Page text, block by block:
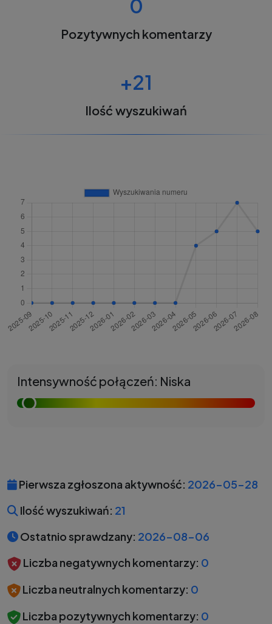
0
Pozytywnych komentarzy
+21
Ilość wyszukiwań
Intensywność połączeń: Niska
Pierwsza zgłoszona aktywność: 2026-05-28
Ilość wyszukiwań: 21
Ostatnio sprawdzany: 2026-08-06
Liczba negatywnych komentarzy: 0
Liczba neutralnych komentarzy: 0
Liczba pozytywnych komentarzy: 0